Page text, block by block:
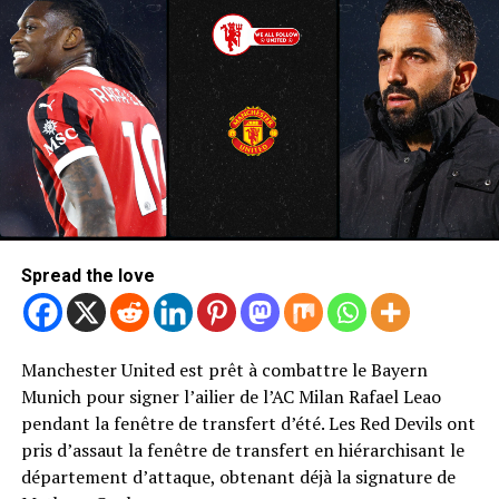
Photo de Mark Leech / Offside / Offside via Getty Images
Newcastle United Retour de Bryan
Mbeumo
Spread the love
Manchester United est prêt à combattre le Bayern
Munich pour signer l’ailier de l’AC Milan Rafael Leao
pendant la fenêtre de transfert d’été. Les Red Devils ont
pris d’assaut la fenêtre de transfert en hiérarchisant le
département d’attaque, obtenant déjà la signature de